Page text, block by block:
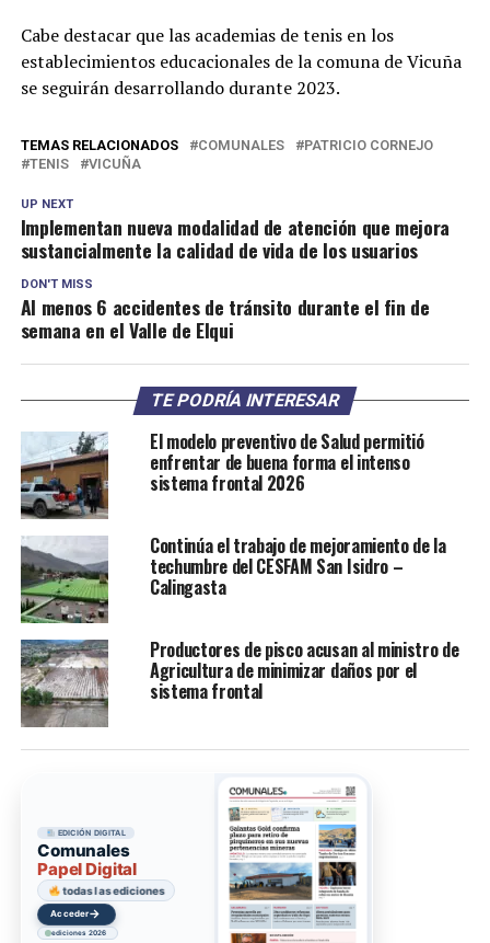
Cabe destacar que las academias de tenis en los
establecimientos educacionales de la comuna de Vicuña
se seguirán desarrollando durante 2023.
TEMAS RELACIONADOS COMUNALES
PATRICIO CORNEJO
TENIS
VICUÑA
UP NEXT
Implementan nueva modalidad de atención que mejora
sustancialmente la calidad de vida de los usuarios
DON'T MISS
Al menos 6 accidentes de tránsito durante el fin de
semana en el Valle de Elqui
TE PODRÍA INTERESAR
El modelo preventivo de Salud permitió
enfrentar de buena forma el intenso
sistema frontal 2026
Continúa el trabajo de mejoramiento de la
techumbre del CESFAM San Isidro –
Calingasta
Productores de pisco acusan al ministro de
Agricultura de minimizar daños por el
sistema frontal
EDICIÓN DIGITAL
Comunales
Papel Digital
todas las ediciones
Acceder→
ediciones 2026